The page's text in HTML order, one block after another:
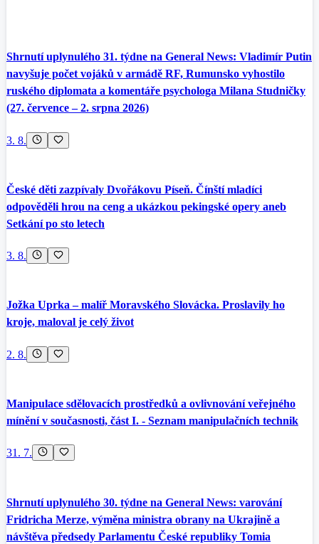
Shrnutí uplynulého 31. týdne na General News: Vladimír Putin
navyšuje počet vojáků v armádě RF, Rumunsko vyhostilo
ruského diplomata a komentáře psychologa Milana Studničky
(27. července – 2. srpna 2026)
3. 8.
České děti zazpívaly Dvořákovu Píseň. Čínští mladíci
odpověděli hrou na ceng a ukázkou pekingské opery aneb
Setkání po sto letech
3. 8.
Jožka Uprka – malíř Moravského Slovácka. Proslavily ho
kroje, maloval je celý život
2. 8.
Manipulace sdělovacích prostředků a ovlivnování veřejného
mínění v současnosti, část I. - Seznam manipulačních technik
31. 7.
Shrnutí uplynulého 30. týdne na General News: varování
Fridricha Merze, výměna ministra obrany na Ukrajině a
návštěva předsedy Parlamentu České republiky Tomia